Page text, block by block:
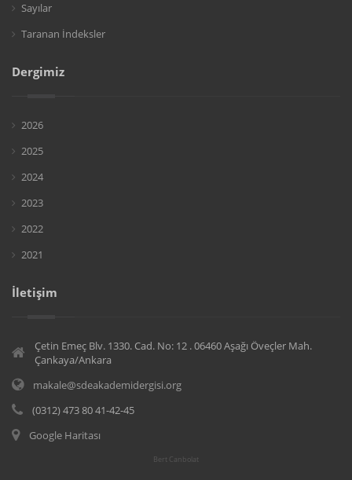
Sayılar
Taranan İndeksler
Dergimiz
2026
2025
2024
2023
2022
2021
İletişim
Çetin Emeç Blv. 1330. Cad. No: 12 . 06460 Aşağı Öveçler Mah.
Çankaya/Ankara
makale@sdeakademidergisi.org
(0312) 473 80 41-42-45
Google Haritası
Bert Canbolat